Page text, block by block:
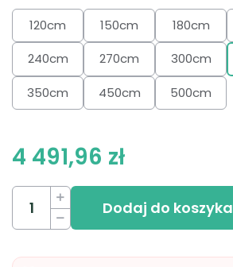
120cm 150cm 180cm
240cm
270cm 300cm
350cm
450cm 500cm
4 491,96 zł
Dodaj do koszyka